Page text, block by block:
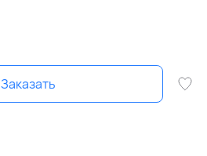
Заказать